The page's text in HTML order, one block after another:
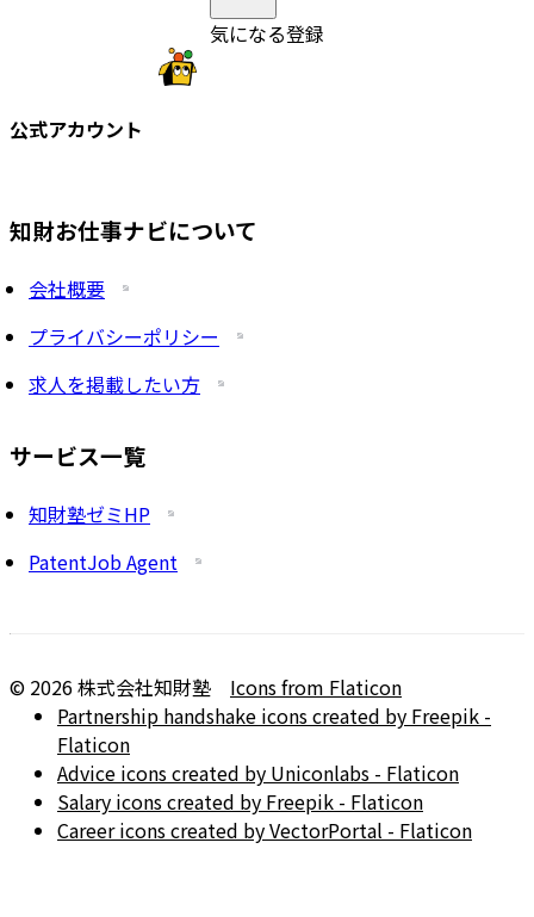
気になる登録
公式アカウント
知財お仕事ナビについて
会社概要
プライバシーポリシー
求人を掲載したい方
サービス一覧
知財塾ゼミHP
PatentJob Agent
© 2026株式会社知財塾
Icons from Flaticon
Partnership handshake icons created by Freepik -
Flaticon
Advice icons created by Uniconlabs - Flaticon
Salary icons created by Freepik - Flaticon
Career icons created by VectorPortal - Flaticon